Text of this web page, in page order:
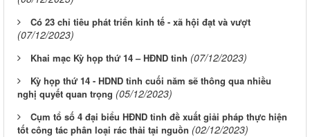
Có 23 chỉ tiêu phát triển kinh tế - xã hội đạt và vượt
(07/12/2023)
Khai mạc Kỳ họp thứ 14 – HĐND tỉnh (07/12/2023)
Kỳ họp thứ 14 - HDND tỉnh cuối năm sẽ thông qua nhiều
nghị quyết quan trọng (05/12/2023)
Cụm tổ số 4 đại biểu HĐND tỉnh đề xuất giải pháp thực hiện
tốt công tác phân loại rác thải tại nguồn (02/12/2023)